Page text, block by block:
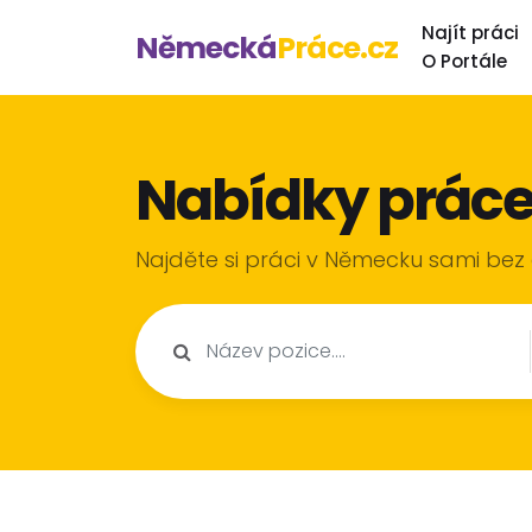
NěmeckáPráce.cz
Najít práci
O Portále
Nabídky
Najděte si práci v Německu sami